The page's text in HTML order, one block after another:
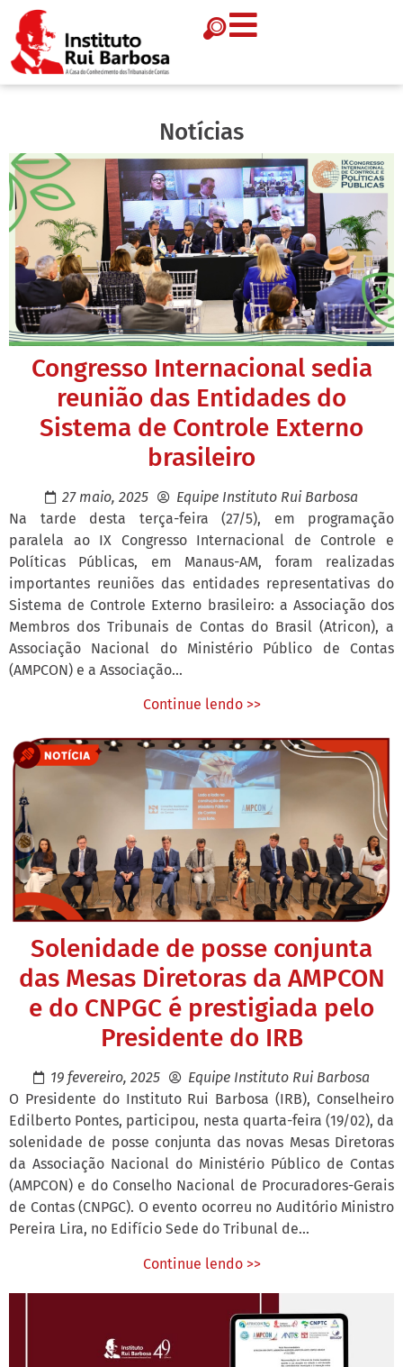
Notícias
Congresso Internacional sedia
reunião das Entidades do
Sistema de Controle Externo
brasileiro
27 maio, 2025
Equipe Instituto Rui Barbosa
Na tarde desta terça-feira (27/5), em programação
paralela ao IX Congresso Internacional de Controle e
Políticas Públicas, em Manaus-AM, foram realizadas
importantes reuniões das entidades representativas do
Sistema de Controle Externo brasileiro: a Associação dos
Membros dos Tribunais de Contas do Brasil (Atricon), a
Associação Nacional do Ministério Público de Contas
(AMPCON) e a Associação...
Continue lendo >>
Solenidade de posse conjunta
das Mesas Diretoras da AMPCON
e do CNPGC é prestigiada pelo
Presidente do IRB
19 fevereiro, 2025
Equipe Instituto Rui Barbosa
O Presidente do Instituto Rui Barbosa (IRB), Conselheiro
Edilberto Pontes, participou, nesta quarta-feira (19/02), da
solenidade de posse conjunta das novas Mesas Diretoras
da Associação Nacional do Ministério Público de Contas
(AMPCON) e do Conselho Nacional de Procuradores-Gerais
de Contas (CNPGC). O evento ocorreu no Auditório Ministro
Pereira Lira, no Edifício Sede do Tribunal de...
Continue lendo >>